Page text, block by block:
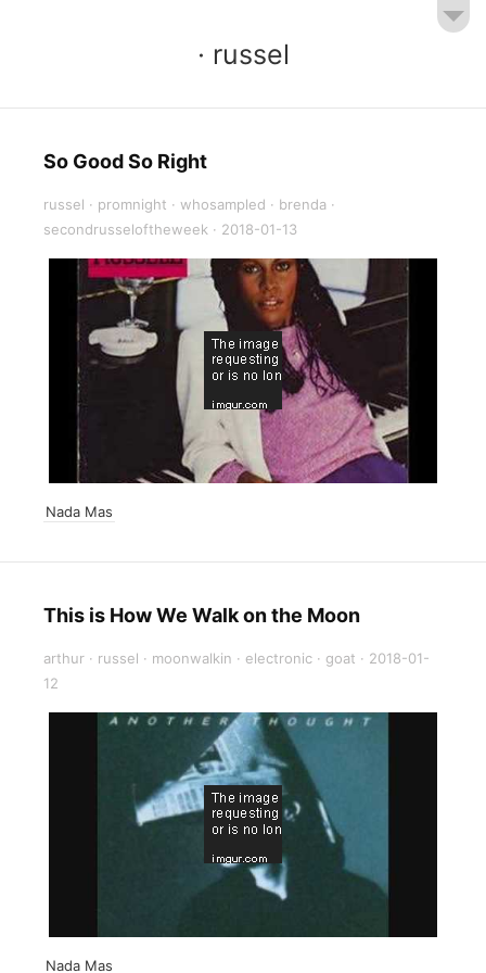
· russel
So Good So Right
russel · promnight · whosampled · brenda ·
secondrusseloftheweek · 2018-01-13
Nada Mas
This is How We Walk on the Moon
arthur · russel · moonwalkin · electronic · goat · 2018-01-
12
Nada Mas